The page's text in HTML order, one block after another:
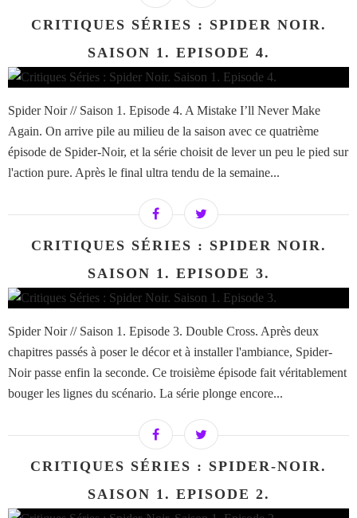
CRITIQUES SÉRIES : SPIDER NOIR.
SAISON 1. EPISODE 4.
Spider Noir // Saison 1. Episode 4. A Mistake I’ll Never Make
Again. On arrive pile au milieu de la saison avec ce quatrième
épisode de Spider-Noir, et la série choisit de lever un peu le pied sur
l'action pure. Après le final ultra tendu de la semaine...
CRITIQUES SÉRIES : SPIDER NOIR.
SAISON 1. EPISODE 3.
Spider Noir // Saison 1. Episode 3. Double Cross. Après deux
chapitres passés à poser le décor et à installer l'ambiance, Spider-
Noir passe enfin la seconde. Ce troisième épisode fait véritablement
bouger les lignes du scénario. La série plonge encore...
CRITIQUES SÉRIES : SPIDER-NOIR.
SAISON 1. EPISODE 2.